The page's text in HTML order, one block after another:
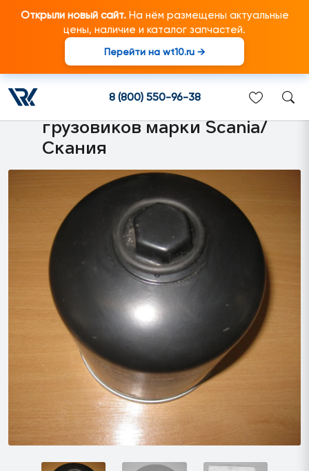
Открыли новый сайт.На нём размещены актуальные
цены, наличие и каталог запчастей.
Перейти на wt10.ru →
8 (800) 550-96-38
2307617 Фильтр осушителя
воздуха для а/м Scania 4
серия подходит для
грузовиков марки Scania/
Скания